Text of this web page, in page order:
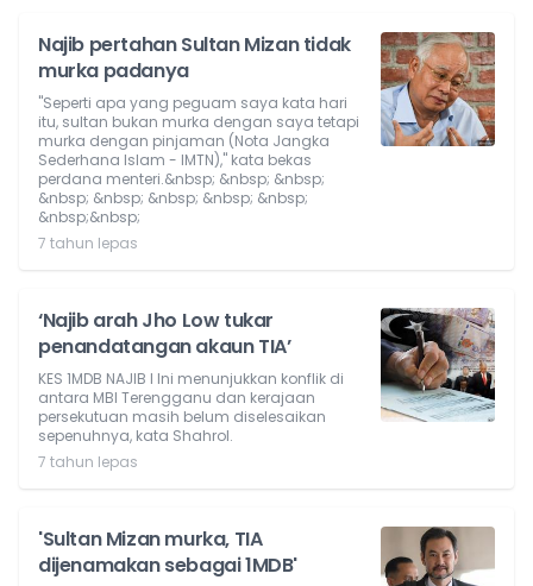
Najib pertahan Sultan Mizan tidak
murka padanya
"Seperti apa yang peguam saya kata hari
itu, sultan bukan murka dengan saya tetapi
murka dengan pinjaman (Nota Jangka
Sederhana Islam - IMTN)," kata bekas
perdana menteri.&nbsp; &nbsp; &nbsp;
&nbsp; &nbsp; &nbsp; &nbsp; &nbsp;
&nbsp;&nbsp;
7 tahun lepas
‘Najib arah Jho Low tukar
penandatangan akaun TIA’
KES 1MDB NAJIB l Ini menunjukkan konflik di
antara MBI Terengganu dan kerajaan
persekutuan masih belum diselesaikan
sepenuhnya, kata Shahrol.
7 tahun lepas
'Sultan Mizan murka, TIA
dijenamakan sebagai 1MDB'